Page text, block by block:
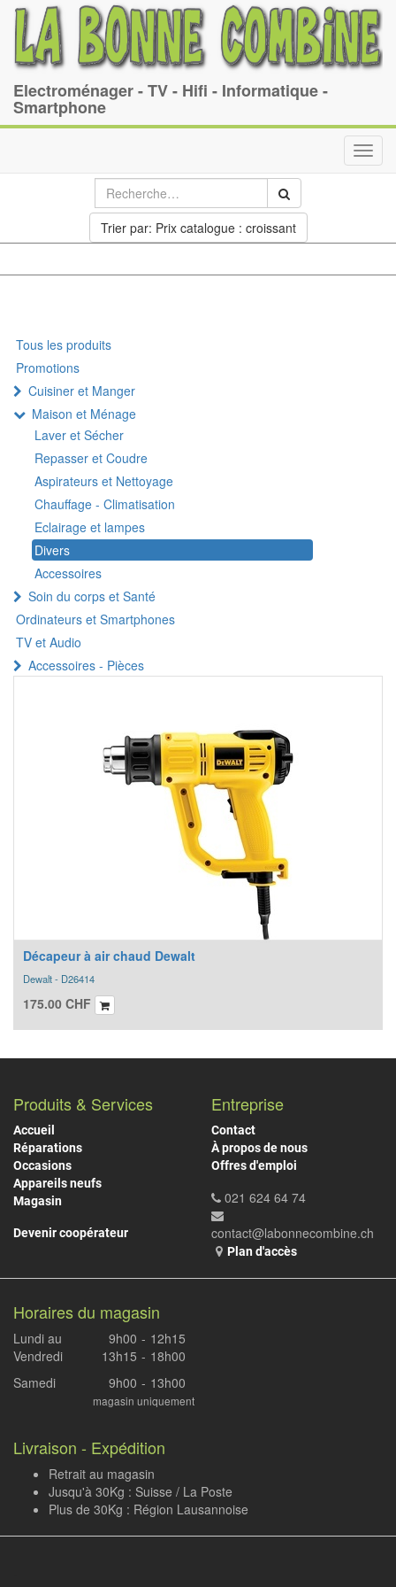
Electroménager - TV - Hifi - Informatique -
Smartphone
Trier par: Prix catalogue : croissant
Tous les produits
Promotions
Cuisiner et Manger
Maison et Ménage
Laver et Sécher
Repasser et Coudre
Aspirateurs et Nettoyage
Chauffage - Climatisation
Eclairage et lampes
Divers
Accessoires
Soin du corps et Santé
Ordinateurs et Smartphones
TV et Audio
Accessoires - Pièces
Décapeur à air chaud Dewalt
Dewalt - D26414
175.00 CHF
Produits & Services
Accueil
Réparations
Occasions
Appareils neufs
Magasin
Devenir coopérateur
Entreprise
Contact
À propos de nous
Offres d'emploi
021 624 64 74
contact@labonnecombine.ch
Plan d'accès
Horaires du magasin
Lundi au
Vendredi
9h00
13h15
-
-
12h15
18h00
Samedi
9h00 - 13h00
magasin uniquement
Livraison - Expédition
Retrait au magasin
Jusqu'à 30Kg : Suisse / La Poste
Plus de 30Kg : Région Lausannoise